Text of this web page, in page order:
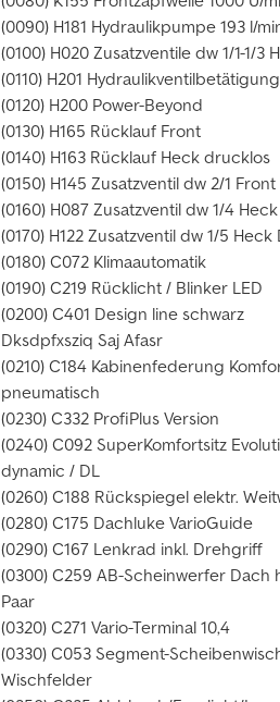
(0090) H181 Hydraulikpumpe 193 l/
(0100) H020 Zusatzventile dw 1/1-1/3
(0110) H201
(0120) H200 Power-Beyond
(0130) H165 Rücklauf Front
(0140) H163 Rücklauf Heck drucklos
(0150) H145 Zusatzventil dw 2/1 Front
(0160) H087 Zusatzventil dw 1/4
(0170) H122 Zusatzventil dw 1/5 Heck
(0180) C072 Klimaautomatik
(0190) C219 Rücklicht / Blinker LED
(0200) C401 Design line schwarz
Dksdpfxsziq Saj Afasr
(0210) C184 Kabinenfederung
pneumatisch
(0230) C332 ProfiPlus Version
(0240) C092 SuperKomfortsitz
dynamic / DL
(0260) C188 Rückspiegel elektr.
(0280) C175 Dachluke VarioGuide
(0290) C167 Lenkrad inkl. Drehgriff
(0300) C259 AB-Scheinwerfer Dach
Paar
(0320) C271 Vario-Terminal 10,4
(0330) C053 Segment-
Wischfelder